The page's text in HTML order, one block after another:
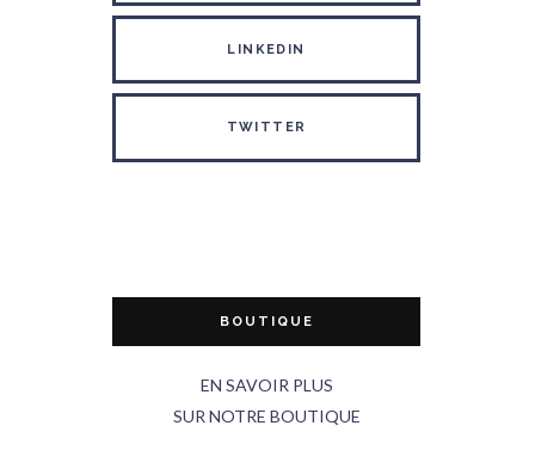
LINKEDIN
TWITTER
BOUTIQUE
EN SAVOIR PLUS
SUR NOTRE BOUTIQUE